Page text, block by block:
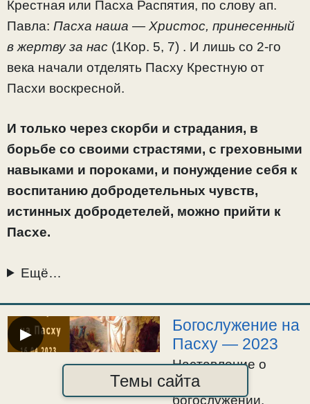
Крестная или Пасха Распятия, по слову ап.
Павла: Пасха наша — Христос, принесенный
в жертву за нас (1Кор. 5, 7) . И лишь со 2-го
века начали отделять Пасху Крестную от
Пасхи воскресной.
И только через скорби и страдания, в
борьбе со своими страстями, с греховными
навыками и пороками, и понуждение себя к
воспитанию добродетельных чувств,
истинных добродетелей, можно прийти к
Пасхе.
Ещё…
▶
Богослужение на
Пасху — 2023
Наставление о
пасхальном
богослужении.
Темы сайта